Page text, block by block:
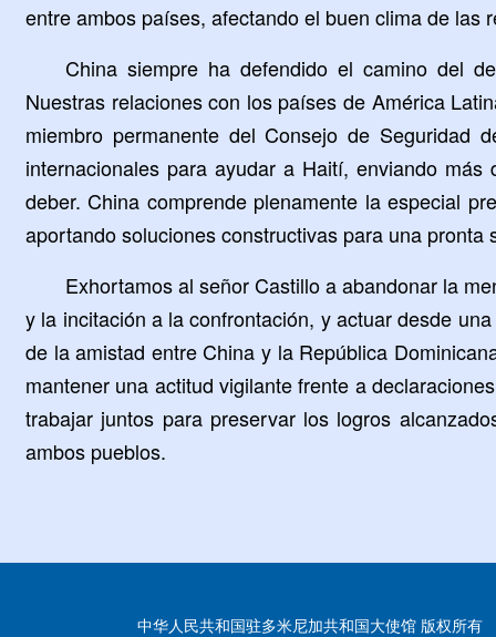
entre ambos países, afectando el buen clima de las
China siempre ha defendido el camino del
Nuestras relaciones con los países de América
miembro permanente del Consejo de Seguridad
internacionales para ayudar a Haití, enviando
deber. China comprende plenamente la especial
aportando soluciones constructivas para una pronta
Exhortamos al señor Castillo a abandonar la
y la incitación a la confrontación, y actuar desde
de la amistad entre China y la República
mantener una actitud vigilante frente a
trabajar juntos para preservar los logros
ambos pueblos.
中华人民共和国驻多米尼加共和国大使馆 版权所有